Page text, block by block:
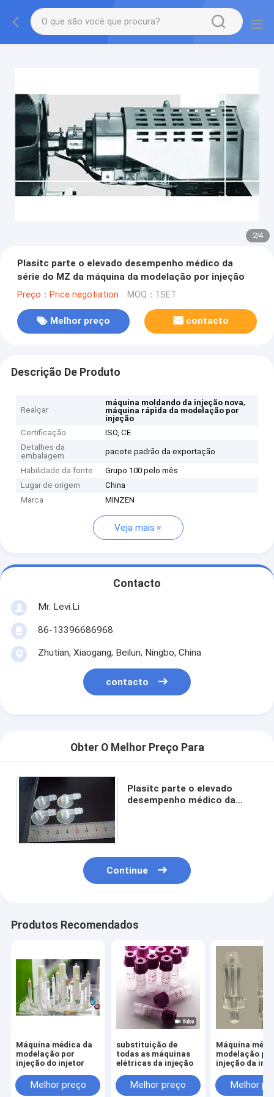
2/4
Plasitc parte o elevado desempenho médico da
série do MZ da máquina da modelação por injeção
Preço：Price negotiation MOQ：1SET
Melhor preço contacto
Descrição De Produto
Realçar
máquina moldando da injeção nova,
máquina rápida da modelação por
injeção
Certificação
ISO, CE
Detalhes da
embalagem
pacote padrão da exportação
Habilidade da fonte
Grupo 100 pelo mês
Lugar de origem
China
Marca
MINZEN
Veja mais
Contacto
Mr. Levi.Li
86-13396686968
Zhutian, Xiaogang, Beilun, Ningbo, China
contacto
Obter O Melhor Preço Para
Plasitc parte o elevado
desempenho médico da
Continue
Produtos Recomendados
Máquina médica da
modelação por
injeção do injetor
Melhor preço
substituição de
todas as máquinas
elétricas da injeção
Melhor preço
Máquina
modelação
injeção da
Melhor